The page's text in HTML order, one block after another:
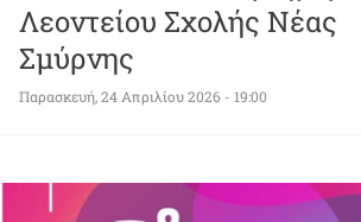
Λεοντείου Σχολής Νέας
Σμύρνης
Παρασκευή, 24 Απριλίου 2026 - 19:00